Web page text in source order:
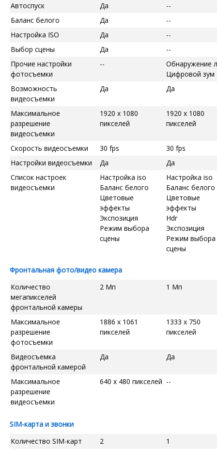
Автоспуск Да
--
Баланс белого
Да
--
Настройка ISO
Да
--
Выбор сцены
Да
--
Прочие настройки
фотосъемки
--
Обнаружение
Цифровой зум
Возможность
видеосъемки
Да Да
Максимальное
разрешение
видеосъемки
1920 x 1080
пикселей
1920 x 1080
пикселей
Скорость видеосъемки 30 fps
30 fps
Настройки видеосъемки
Да
Да
Список настроек
видеосъемки
Настройка iso
Баланс белого
Цветовые
эффекты
Экспозиция
Режим выбора
сцены
Настройка iso
Баланс белого
Цветовые
эффекты
Hdr
Экспозиция
Режим выбора
сцены
Фронтальная фото/видео камера
Количество
мегапикселей
фронтальной камеры
2 Мп 1 Мп
Максимальное
разрешение
фотосъемки
1886 x 1061
пикселей
1333 x 750
пикселей
Видеосъемка
фронтальной камерой
Да Да
Максимальное
разрешение
видеосъемки
640 x 480 пикселей --
SIM-карта и звонки
Количество SIM-карт
2
1